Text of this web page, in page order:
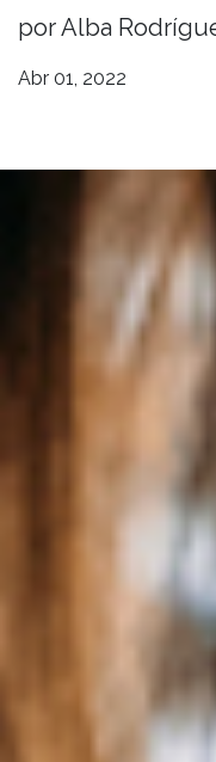
por Alba
Abr 01, 2022